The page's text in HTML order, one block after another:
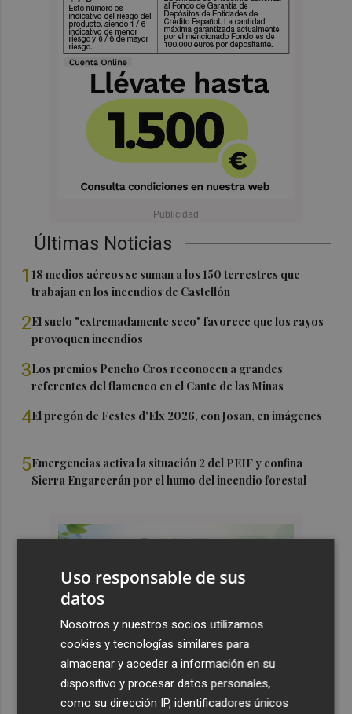
Últimas Noticias
1 18 medios aéreos se suman a los 150 terrestres que
trabajan en los incendios de Castellón
2El suelo "extremadamente seco" favorece que los rayos
provoquen incendios
3Los premios Pencho Cros reconocen a grandes
referentes del flamenco en el Cante de las Minas
4El pregón de Festes d'Elx 2026, con Josan, en imágenes
5Emergencias activa la situación 2 del PEIF y confina
Sierra Engarcerán por el humo del incendio forestal
Uso responsable de sus
datos
Nosotros y nuestros socios utilizamos
cookies y tecnologías similares para
almacenar y acceder a información en su
dispositivo y procesar datos personales,
como su dirección IP, identificadores únicos